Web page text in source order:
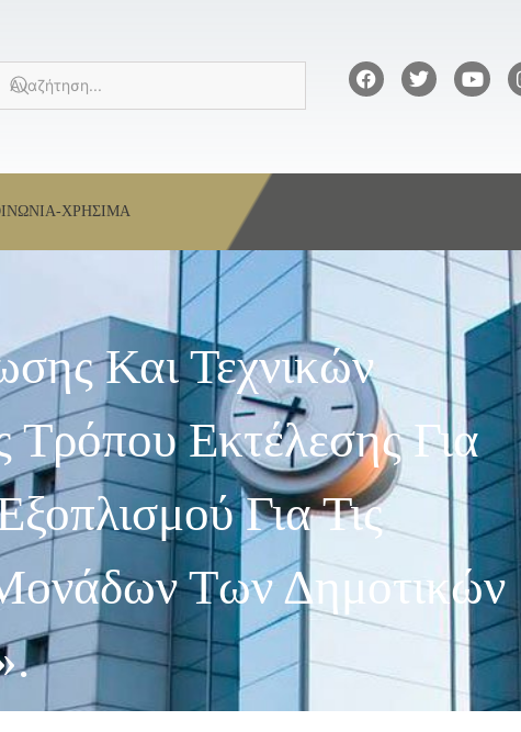
ΧΡΗΣΙΜΑ
Και Τεχνικών
Εκτέλεσης Για
Για Τις
Των Δημοτικών